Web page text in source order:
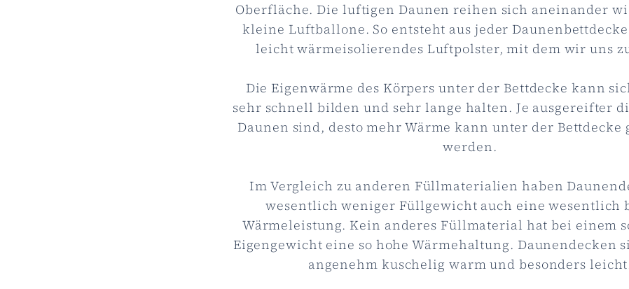
Oberfläche. Die luftigen Daunen reihen sich aneinander
kleine Luftballone. So entsteht aus jeder
leicht wärmeisolierendes Luftpolster, mit dem wir uns
Die Eigenwärme des Körpers unter der Bettdecke kann
sehr schnell bilden und sehr lange halten. Je ausgereifter
Daunen sind, desto mehr Wärme kann unter der Bettdecke
werden.
Im Vergleich zu anderen Füllmaterialien haben
wesentlich weniger Füllgewicht auch eine wesentlich
Wärmeleistung. Kein anderes Füllmaterial hat bei einem
Eigengewicht eine so hohe Wärmehaltung. Daunendecken
angenehm kuschelig warm und besonders